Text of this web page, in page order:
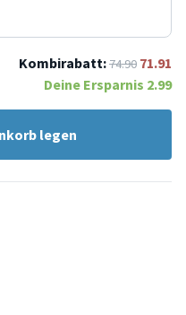
Kombirabatt:74.90 71.91
Deine Ersparnis 2.99
legen